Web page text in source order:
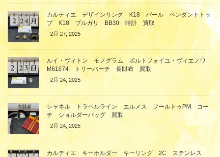
カルティエ デザインリング K18 パール ペンダントトッ
プ K18 ブルガリ BB30 時計 買取
2月 27, 2025
ルイ・ヴィトン モノグラム ポルトフォイユ・ヴィエノワ
M61674 トリーバーチ 長財布 買取
2月 24, 2025
シャネル トラベルライン エルメス フールトゥPM コー
チ ショルダーバッグ 買取
2月 24, 2025
カルティエ キーホルダー キーリング 2C ステンレス